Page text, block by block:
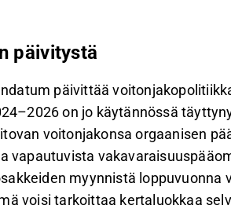
päivitystä
päivittää
on jo käytännössä
voitonjakonsa orgaanisen
vapautuvista
myynnistä loppuvuonna
voisi tarkoittaa kertaluokkaa